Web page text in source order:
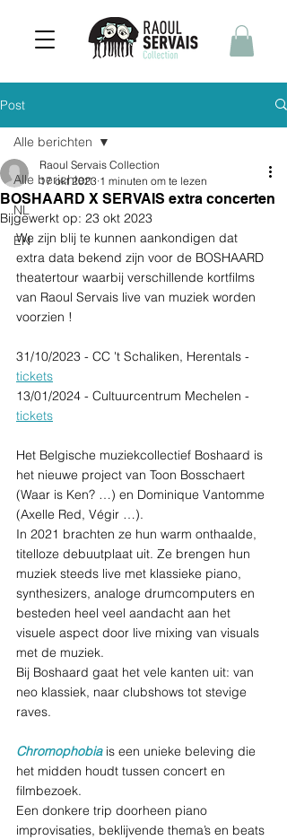
Post
Alle berichten
NL
EN
Alle berichten
BOSHAARD X SERVAIS extra concerten
Raoul Servais Collection
17 okt 2023 1 minuten om te lezen
Bijgewerkt op: 23 okt 2023
We zijn blij te kunnen aankondigen dat
extra data bekend zijn voor de BOSHAARD
theatertour waarbij verschillende kortfilms
van Raoul Servais live van muziek worden
voorzien !
31/10/2023 - CC 't Schaliken, Herentals -
tickets
13/01/2024 - Cultuurcentrum Mechelen -
tickets
Het Belgische muziekcollectief Boshaard is
het nieuwe project van Toon Bosschaert
(Waar is Ken? …) en Dominique Vantomme
(Axelle Red, Végir …).
In 2021 brachten ze hun warm onthaalde,
titelloze debuutplaat uit. Ze brengen hun
muziek steeds live met klassieke piano,
synthesizers, analoge drumcomputers en
besteden heel veel aandacht aan het
visuele aspect door live mixing van visuals
met de muziek.
Bij Boshaard gaat het vele kanten uit: van
neo klassiek, naar clubshows tot stevige
raves.
Chromophobia is een unieke beleving die
het midden houdt tussen concert en
filmbezoek.
Een donkere trip doorheen piano
improvisaties, beklijvende thema’s en beats